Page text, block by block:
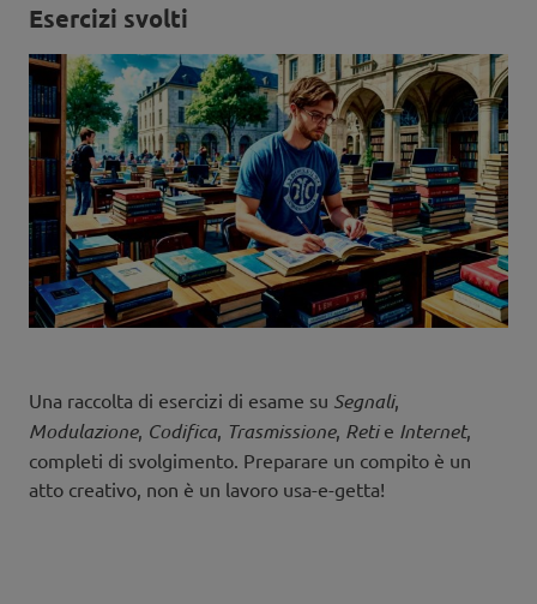
Esercizi svolti
Una raccolta di esercizi di esame su Segnali,
Modulazione, Codifica, Trasmissione, Retie Internet,
completi di svolgimento. Preparare un compito è un
atto creativo, non è un lavoro usa-e-getta!